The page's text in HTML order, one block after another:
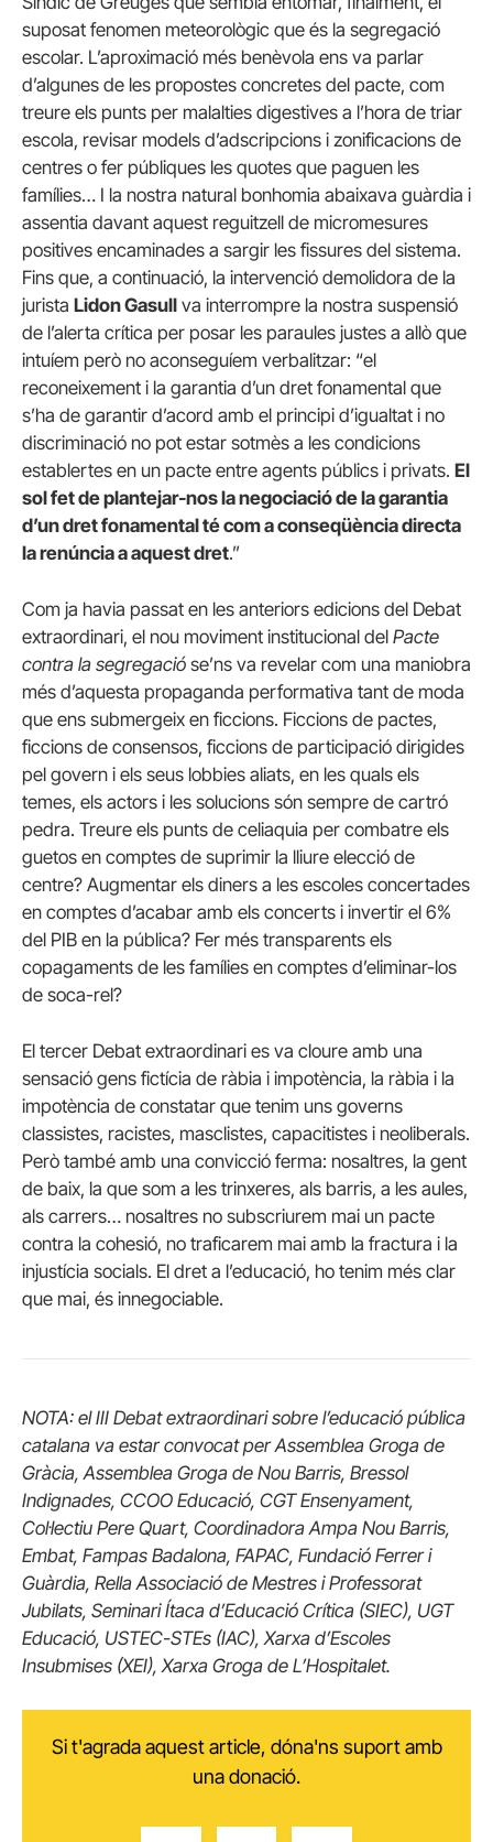
suposat fenomen meteorològic que és la segregació
escolar. L’aproximació més benèvola ens va parlar
d’algunes de les propostes concretes del pacte, com
treure els punts per malalties digestives a l’hora de triar
escola, revisar models d’adscripcions i zonificacions de
centres o fer públiques les quotes que paguen les
famílies… I la nostra natural bonhomia abaixava guàrdia i
assentia davant aquest reguitzell de micromesures
positives encaminades a sargir les fissures del sistema.
Fins que, a continuació, la intervenció demolidora de la
jurista Lidon Gasull va interrompre la nostra suspensió
de l’alerta crítica per posar les paraules justes a allò que
intuíem però no aconseguíem verbalitzar: “el
reconeixement i la garantia d’un dret fonamental que
s’ha de garantir d’acord amb el principi d’igualtat i no
discriminació no pot estar sotmès a les condicions
establertes en un pacte entre agents públics i privats. El
sol fet de plantejar-nos la negociació de la garantia
d’un dret fonamental té com a conseqüència directa
la renúncia a aquest dret.”
Com ja havia passat en les anteriors edicions del Debat
extraordinari, el nou moviment institucional del Pacte
contra la segregació se’ns va revelar com una maniobra
més d’aquesta propaganda performativa tant de moda
que ens submergeix en ficcions. Ficcions de pactes,
ficcions de consensos, ficcions de participació dirigides
pel govern i els seus lobbies aliats, en les quals els
temes, els actors i les solucions són sempre de cartró
pedra. Treure els punts de celiaquia per combatre els
guetos en comptes de suprimir la lliure elecció de
centre? Augmentar els diners a les escoles concertades
en comptes d’acabar amb els concerts i invertir el 6%
del PIB en la pública? Fer més transparents els
copagaments de les famílies en comptes d’eliminar-los
de soca-rel?
El tercer Debat extraordinari es va cloure amb una
sensació gens fictícia de ràbia i impotència, la ràbia i la
impotència de constatar que tenim uns governs
classistes, racistes, masclistes, capacitistes i neoliberals.
Però també amb una convicció ferma: nosaltres, la gent
de baix, la que som a les trinxeres, als barris, a les aules,
als carrers… nosaltres no subscriurem mai un pacte
contra la cohesió, no traficarem mai amb la fractura i la
injustícia socials. El dret a l’educació, ho tenim més clar
que mai, és innegociable.
NOTA: el III Debat extraordinari sobre l’educació pública
catalana va estar convocat per Assemblea Groga de
Gràcia, Assemblea Groga de Nou Barris, Bressol
Indignades, CCOO Educació, CGT Ensenyament,
Col·lectiu Pere Quart, Coordinadora Ampa Nou Barris,
Embat, Fampas Badalona, FAPAC, Fundació Ferrer i
Guàrdia, Rella Associació de Mestres i Professorat
Jubilats, Seminari Ítaca d’Educació Crítica (SIEC), UGT
Educació, USTEC-STEs (IAC), Xarxa d’Escoles
Insubmises (XEI), Xarxa Groga de L’Hospitalet.
Si t'agrada aquest article, dóna'ns suport amb
una donació.